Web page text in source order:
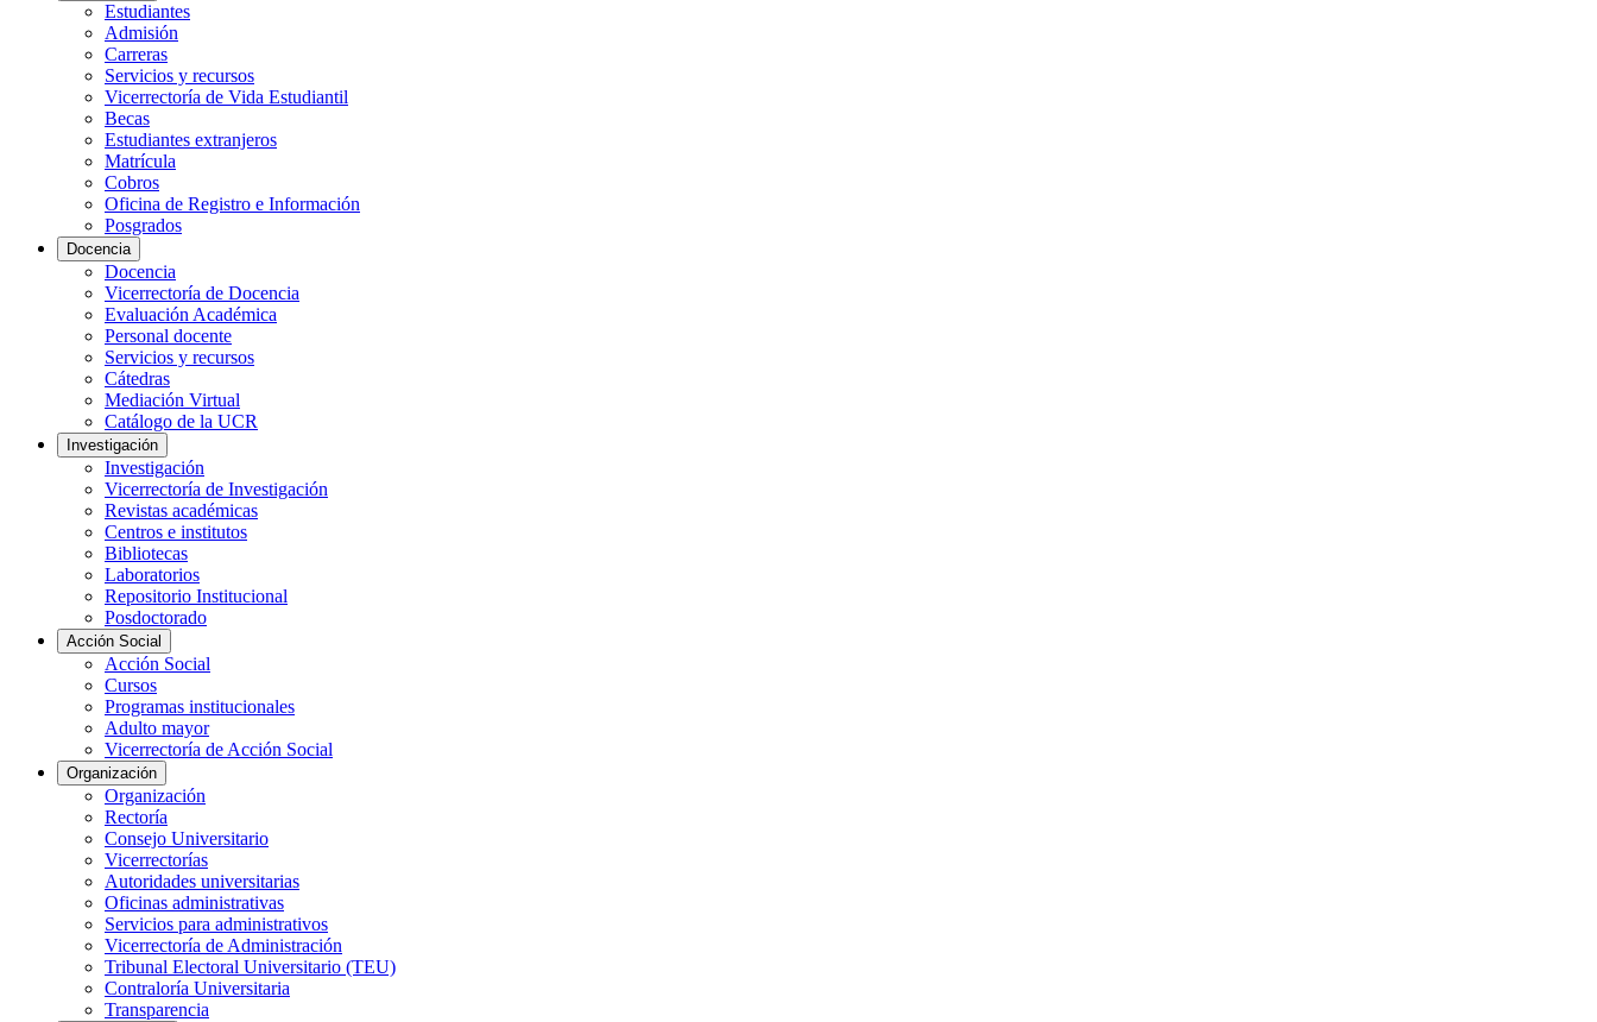
Estudiantes
Admisión
Carreras
Servicios y recursos
Vicerrectoría de Vida Estudiantil
Becas
Estudiantes extranjeros
Matrícula
Cobros
Oficina de Registro e Información
Posgrados
Docencia
Docencia
Vicerrectoría de Docencia
Evaluación Académica
Personal docente
Servicios y recursos
Cátedras
Mediación Virtual
Catálogo de la UCR
Investigación
Investigación
Vicerrectoría de Investigación
Revistas académicas
Centros e institutos
Bibliotecas
Laboratorios
Repositorio Institucional
Posdoctorado
Acción Social
Acción Social
Cursos
Programas institucionales
Adulto mayor
Vicerrectoría de Acción Social
Organización
Organización
Rectoría
Consejo Universitario
Vicerrectorías
Autoridades universitarias
Oficinas administrativas
Servicios para administrativos
Vicerrectoría de Administración
Tribunal Electoral Universitario (TEU)
Contraloría Universitaria
Transparencia